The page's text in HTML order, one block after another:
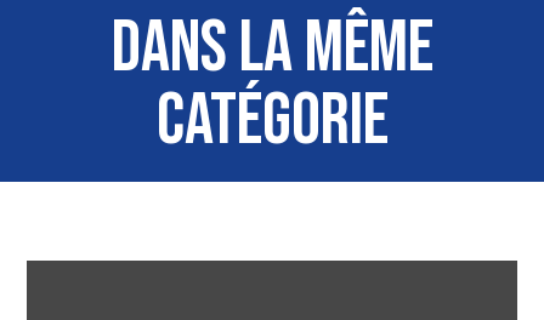
DANS LA MÊME
CATÉGORIE